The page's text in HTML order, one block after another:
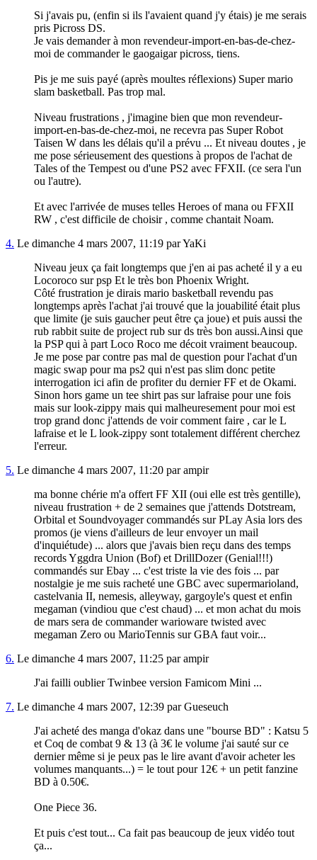
Si j'avais pu, (enfin si ils l'avaient quand j'y étais) je me serais
pris Picross DS.
Je vais demander à mon revendeur-import-en-bas-de-chez-
moi de commander le gaogaigar picross, tiens.
Pis je me suis payé (après moultes réflexions) Super mario
slam basketball. Pas trop mal.
Niveau frustrations , j'imagine bien que mon revendeur-
import-en-bas-de-chez-moi, ne recevra pas Super Robot
Taisen W dans les délais qu'il a prévu ... Et niveau doutes , je
me pose sérieusement des questions à propos de l'achat de
Tales of the Tempest ou d'une PS2 avec FFXII. (ce sera l'un
ou l'autre).
Et avec l'arrivée de muses telles Heroes of mana ou FFXII
RW , c'est difficile de choisir , comme chantait Noam.
4. Le dimanche 4 mars 2007, 11:19 par YaKi
Niveau jeux ça fait longtemps que j'en ai pas acheté il y a eu
Locoroco sur psp Et le très bon Phoenix Wright.
Côté frustration je dirais mario basketball revendu pas
longtemps après l'achat j'ai trouvé que la jouabilité était plus
que limite (je suis gaucher peut être ça joue) et puis aussi the
rub rabbit suite de project rub sur ds très bon aussi.Ainsi que
la PSP qui à part Loco Roco me décoit vraiment beaucoup.
Je me pose par contre pas mal de question pour l'achat d'un
magic swap pour ma ps2 qui n'est pas slim donc petite
interrogation ici afin de profiter du dernier FF et de Okami.
Sinon hors game un tee shirt pas sur lafraise pour une fois
mais sur look-zippy mais qui malheuresement pour moi est
trop grand donc j'attends de voir comment faire , car le L
lafraise et le L look-zippy sont totalement différent cherchez
l'erreur.
5. Le dimanche 4 mars 2007, 11:20 par ampir
ma bonne chérie m'a offert FF XII (oui elle est très gentille),
niveau frustration + de 2 semaines que j'attends Dotstream,
Orbital et Soundvoyager commandés sur PLay Asia lors des
promos (je viens d'ailleurs de leur envoyer un mail
d'inquiétude) ... alors que j'avais bien reçu dans des temps
records Yggdra Union (Bof) et DrillDozer (Genial!!!)
commandés sur Ebay ... c'est triste la vie des fois ... par
nostalgie je me suis racheté une GBC avec supermarioland,
castelvania II, nemesis, alleyway, gargoyle's quest et enfin
megaman (vindiou que c'est chaud) ... et mon achat du mois
de mars sera de commander warioware twisted avec
megaman Zero ou MarioTennis sur GBA faut voir...
6. Le dimanche 4 mars 2007, 11:25 par ampir
J'ai failli oublier Twinbee version Famicom Mini ...
7. Le dimanche 4 mars 2007, 12:39 par Gueseuch
J'ai acheté des manga d'okaz dans une "bourse BD" : Katsu 5
et Coq de combat 9 & 13 (à 3€ le volume j'ai sauté sur ce
dernier même si je peux pas le lire avant d'avoir acheter les
volumes manquants...) = le tout pour 12€ + un petit fanzine
BD à 0.50€.
One Piece 36.
Et puis c'est tout... Ca fait pas beaucoup de jeux vidéo tout
ça...